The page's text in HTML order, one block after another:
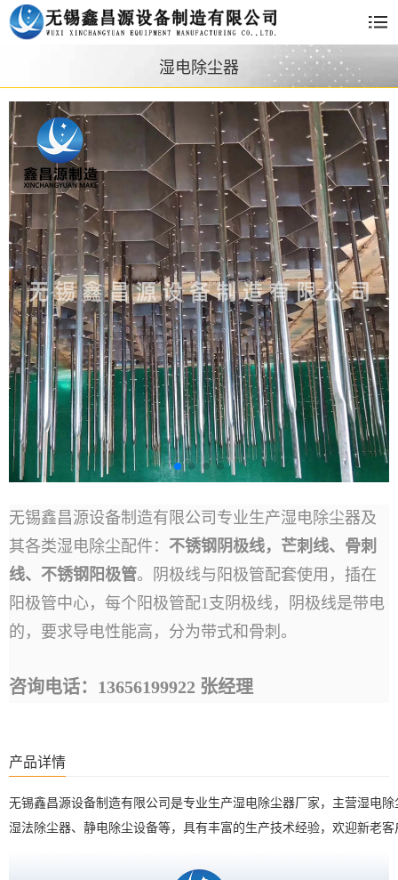
湿电除尘器
无锡鑫昌源设备制造有限公司专业生产湿电除尘器及
其各类湿电除尘配件： 不锈钢阴极线，芒刺线、骨刺
线、不锈钢阳极管。阴极线与阳极管配套使用，插在
阳极管中心，每个阳极管配1支阴极线，阴极线是带电
的，要求导电性能高，分为带式和骨刺。
咨询电话：13656199922 张经理
产品详情
无锡鑫昌源设备制造有限公司是专业生产湿电除尘器厂家，主营湿电
湿法除尘器、静电除尘设备等，具有丰富的生产技术经验，欢迎新老